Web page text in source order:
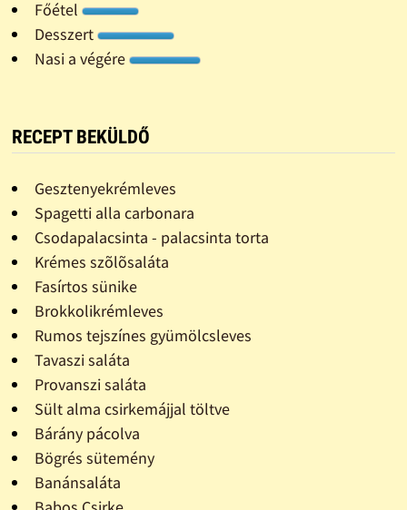
Főétel
Desszert
Nasi a végére
RECEPT BEKÜLDŐ
Gesztenyekrémleves
Spagetti alla carbonara
Csodapalacsinta - palacsinta torta
Krémes szõlõsaláta
Fasírtos sünike
Brokkolikrémleves
Rumos tejszínes gyümölcsleves
Tavaszi saláta
Provanszi saláta
Sült alma csirkemájjal töltve
Bárány pácolva
Bögrés sütemény
Banánsaláta